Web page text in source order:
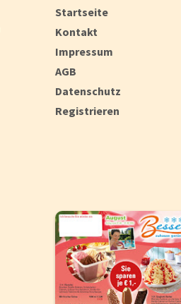
Startseite
Kontakt
Impressum
AGB
Datenschutz
Registrieren